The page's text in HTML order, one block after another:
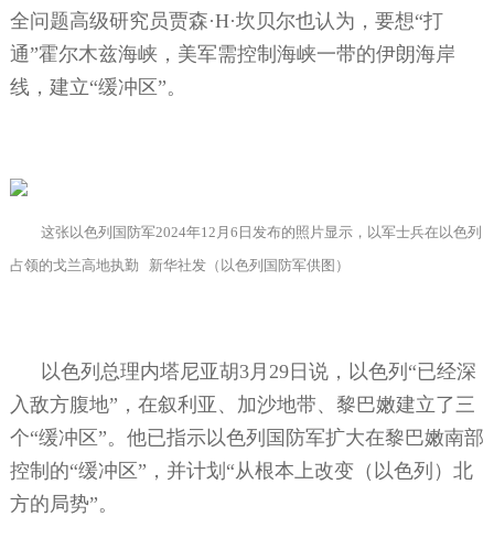
全问题高级研究员贾森·H·坎贝尔也认为，要想“打
通”霍尔木兹海峡，美军需控制海峡一带的伊朗海岸
线，建立“缓冲区”。
这张以色列国防军2024年12 月 6 日发布的照片显示，以军士兵在以色列
占领的戈兰高地执勤
新华社发（以色列国防军供图）
以色列总理内塔尼亚胡3月 29日说，以色列“已经深
入敌方腹地”，在叙利亚、加沙地带、黎巴嫩建立了三
个“缓冲区”。他已指示以色列国防军扩大在黎巴嫩南部
控制的“缓冲区”，并计划“从根本上改变（以色列）北
方的局势”。